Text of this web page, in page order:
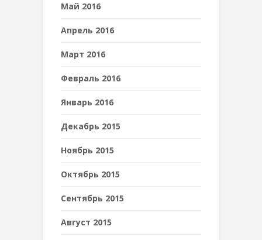
Май 2016
Апрель 2016
Март 2016
Февраль 2016
Январь 2016
Декабрь 2015
Ноябрь 2015
Октябрь 2015
Сентябрь 2015
Август 2015